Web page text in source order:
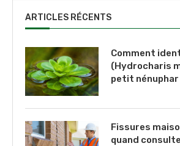
ARTICLES RÉCENTS
Comment
(Hydrocharis
petit nénuphar
Fissures
quand